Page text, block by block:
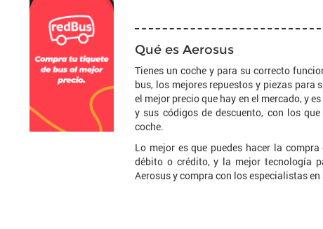
Qué es Aerosus
Tienes un coche y para su correcto
bus, los mejores repuestos y piezas
el mejor precio que hay en el mercado, y
y sus códigos de descuento, con los
coche.
Lo mejor es que puedes hacer la
débito o crédito, y la mejor tecnología
Aerosus y compra con los especialistas